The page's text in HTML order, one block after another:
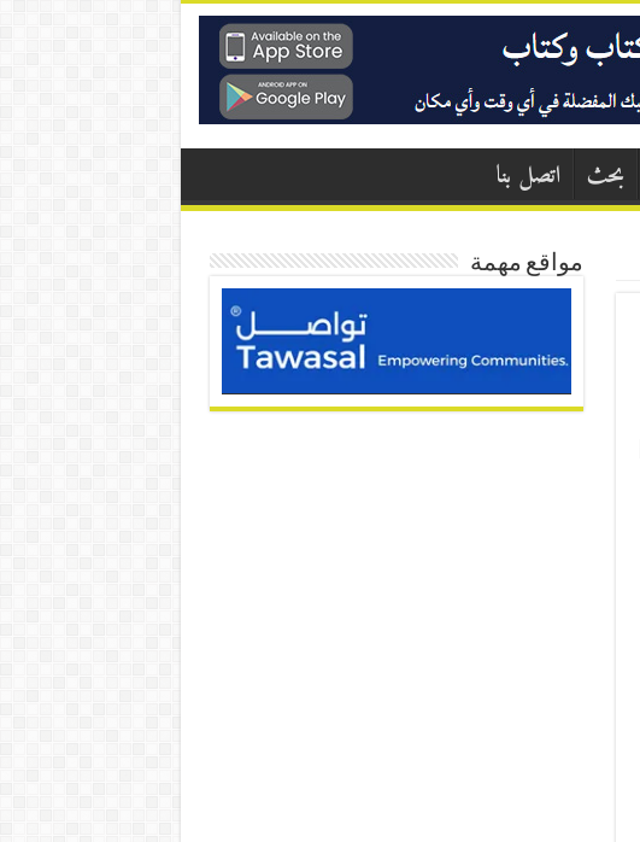
بحث اتصل بنا
مواقع مهمة